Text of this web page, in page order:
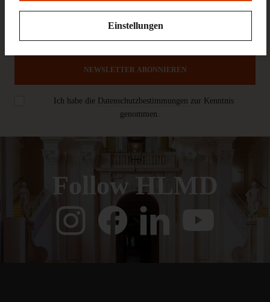
Ich habe die Datenschutzbestimmungen zur Kenntnis
genommen.
NEWSLETTER ABONNIEREN
Follow HLMD
Einstellungen